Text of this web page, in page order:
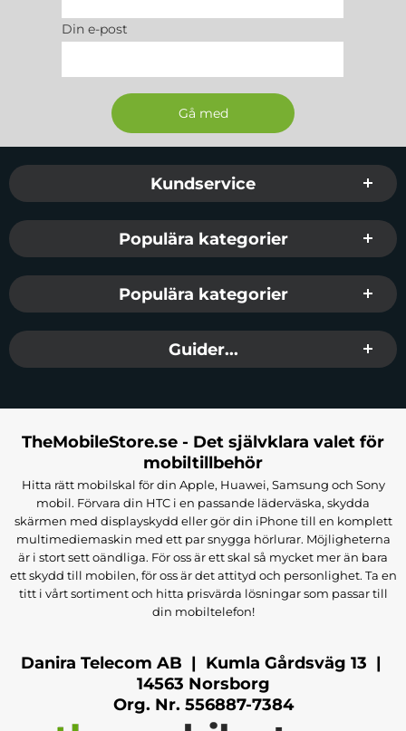
Din e-post
Sidfot Blandad info och länkar
Kundservice
Populära kategorier
Populära kategorier
Guider...
TheMobileStore.se - Det självklara valet för
mobiltillbehör
Hitta rätt mobilskal för din Apple, Huawei, Samsung och Sony
mobil. Förvara din HTC i en passande läderväska, skydda
skärmen med displayskydd eller gör din iPhone till en komplett
multimediemaskin med ett par snygga hörlurar. Möjligheterna
är i stort sett oändliga. För oss är ett skal så mycket mer än bara
ett skydd till mobilen, för oss är det attityd och personlighet. Ta en
titt i vårt sortiment och hitta prisvärda lösningar som passar till
din mobiltelefon!
Danira Telecom AB | Kumla Gårdsväg 13 |
14563 Norsborg
Org. Nr. 556887-7384